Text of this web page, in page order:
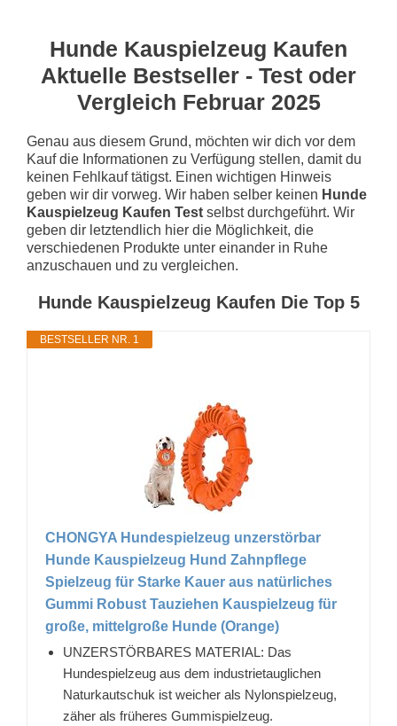
Hunde Kauspielzeug Kaufen
Aktuelle Bestseller - Test oder
Vergleich Februar 2025
Genau aus diesem Grund, möchten wir dich vor dem
Kauf die Informationen zu Verfügung stellen, damit du
keinen Fehlkauf tätigst. Einen wichtigen Hinweis
geben wir dir vorweg. Wir haben selber keinen Hunde
Kauspielzeug Kaufen Test selbst durchgeführt. Wir
geben dir letztendlich hier die Möglichkeit, die
verschiedenen Produkte unter einander in Ruhe
anzuschauen und zu vergleichen.
Hunde Kauspielzeug Kaufen Die Top 5
BESTSELLER NR. 1
CHONGYA Hundespielzeug unzerstörbar
Hunde Kauspielzeug Hund Zahnpflege
Spielzeug für Starke Kauer aus natürliches
Gummi Robust Tauziehen Kauspielzeug für
große, mittelgroße Hunde (Orange)
UNZERSTÖRBARES MATERIAL: Das
Hundespielzeug aus dem industrietauglichen
Naturkautschuk ist weicher als Nylonspielzeug,
zäher als früheres Gummispielzeug.